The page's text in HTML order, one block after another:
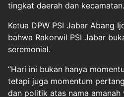
tingkat daerah dan kecamatan.
Ketua DPW PSI Jabar Abang
bahwa Rakorwil PSI Jabar
seremonial.
“Hari ini bukan hanya
tetapi juga momentum
dan politik atas nama